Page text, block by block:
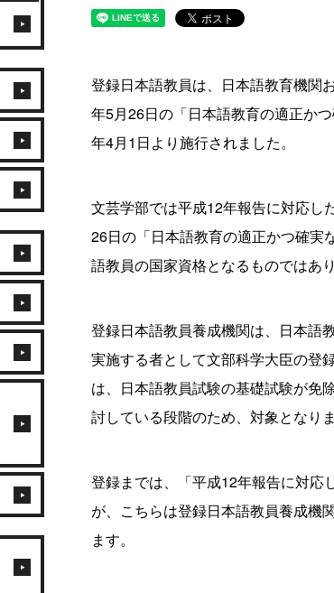
登録日本語教員は、日本語教育機関
年5月26日の「日本語教育の適正か
年4月1日より施行されました。
文芸学部では平成12年報告に対応し
26日の「日本語教育の適正かつ確実
語教員の国家資格となるものではあり
登録日本語教員養成機関は、日本語
実施する者として文部科学大臣の登
は、日本語教員試験の基礎試験が免
討している段階のため、対象となりま
登録までは、「平成12年報告に対応
が、こちらは登録日本語教員養成機
ます。